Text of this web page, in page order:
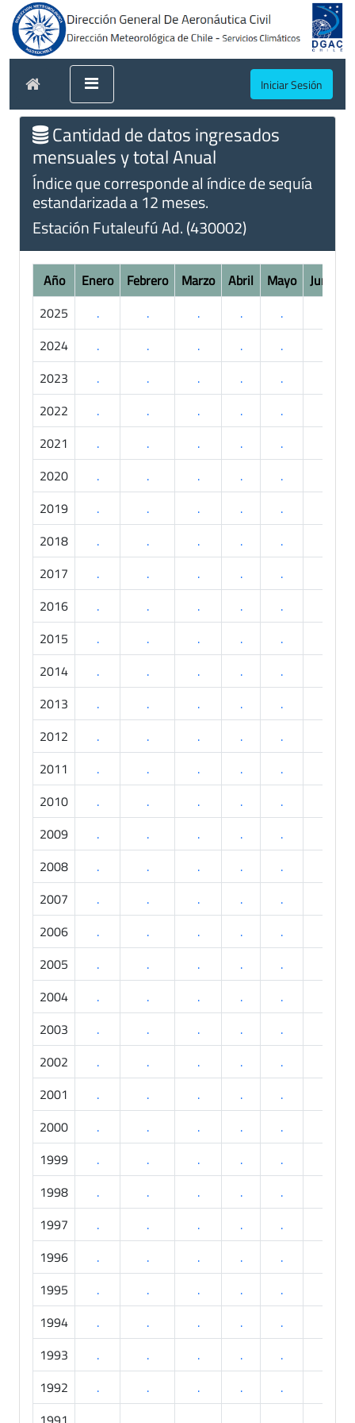
Iniciar Sesión
Cantidad de datos ingresados
mensuales y total Anual
Índice que corresponde al índice de sequía
estandarizada a 12 meses.
Estación Futaleufú Ad. (430002)
Año Enero Febrero Marzo Abril Mayo Junio
2025
. . . . .
2024
. . . . .
2023
. . . . .
2022
. . . . .
2021
. . . . .
2020
. . . . .
2019
. . . . .
2018
. . . . .
2017
. . . . .
2016
. . . . .
2015
. . . . .
2014
. . . . .
2013
. . . . .
2012
. . . . .
2011
. . . . .
2010
. . . . .
2009
. . . . .
2008
. . . . .
2007
. . . . .
2006
. . . . .
2005
. . . . .
2004
. . . . .
2003
. . . . .
2002
. . . . .
2001
. . . . .
2000
. . . . .
1999
. . . . .
1998
. . . . .
1997
. . . . .
1996
. . . . .
1995
. . . . .
1994
. . . . .
1993
. . . . .
1992
. . . . .